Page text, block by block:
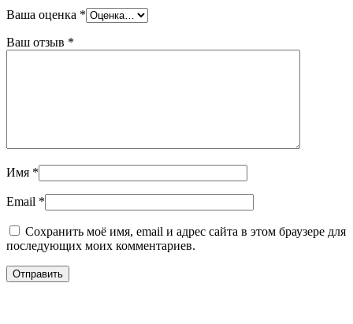
Ваша оценка *
Ваш отзыв *
Имя *
Email *
Сохранить моё имя, email и адрес сайта в этом браузере для
последующих моих комментариев.